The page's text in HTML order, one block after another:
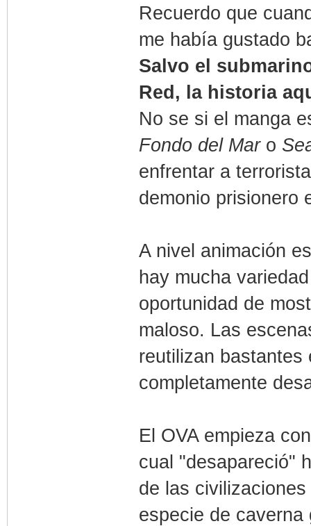
Recuerdo que
me había gustado
Salvo el
Red, la historia
No se si el manga
Fondo del Maro
enfrentar a
demonio prisionero
A nivel animación
hay mucha
oportunidad de
maloso. Las
reutilizan bastantes
completamente
El OVA empieza
cual "desapareció"
de las
especie de